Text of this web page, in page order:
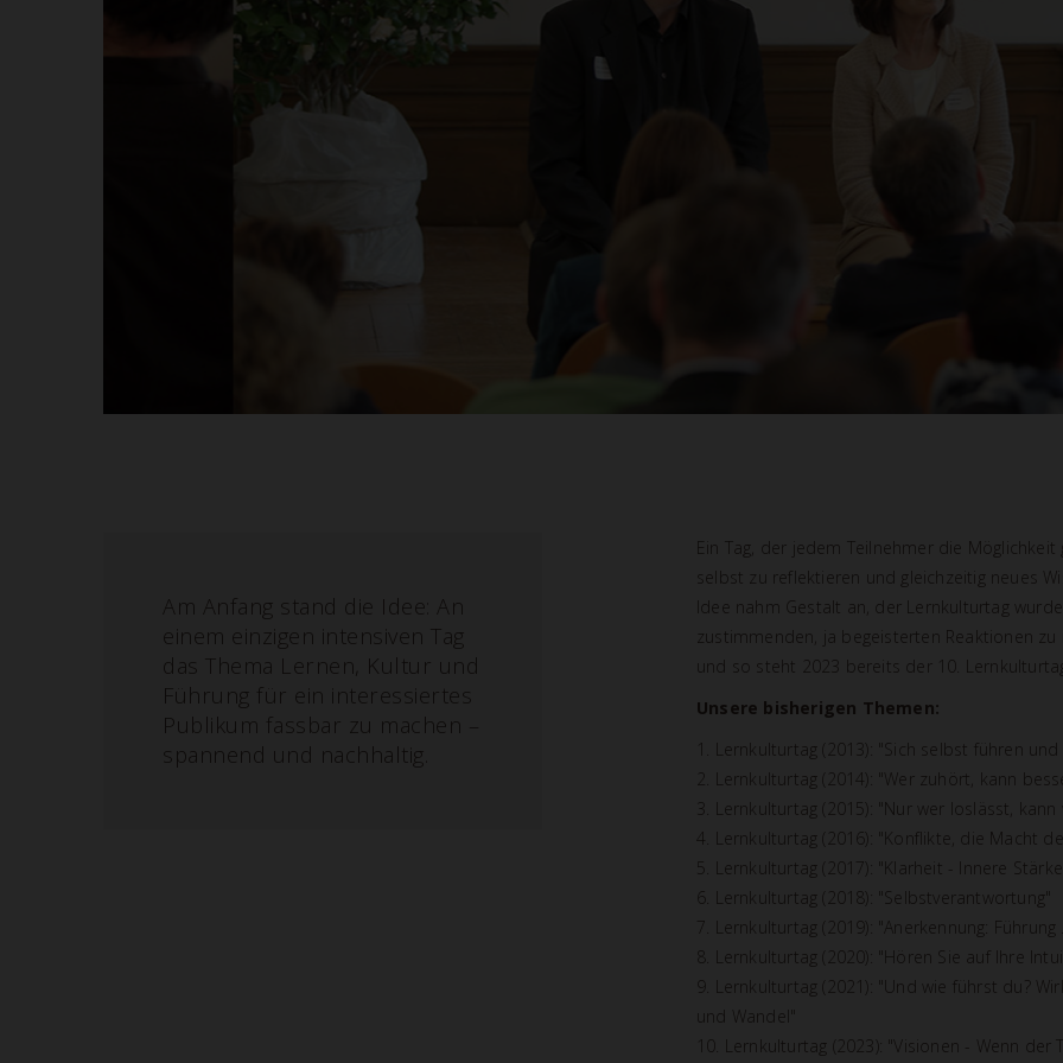
Am Anfang stand die Idee: An
einem einzigen intensiven Tag
das Thema Lernen, Kultur und
Führung für ein interessiertes
Publikum fassbar zu machen –
spannend und nachhaltig.
Ein Tag, der jedem Teilnehmer die
selbst zu reflektieren und gleichzeitig neues
Idee nahm Gestalt an, der Lernkulturtag
zustimmenden, ja begeisterten Reaktionen
und so steht 2023 bereits der 10.
Unsere bisherigen Themen:
1. Lernkulturtag (2013): "Sich selbst führen
2. Lernkulturtag (2014): "Wer zuhört, kann
3. Lernkulturtag (2015): "Nur wer loslässt, kann
4. Lernkulturtag (2016): "Konflikte, die Macht
5. Lernkulturtag (2017): "Klarheit - Innere Stärke
6. Lernkulturtag (2018): "Selbstverantwortung"
7. Lernkulturtag (2019): "Anerkennung:
8. Lernkulturtag (2020): "Hören Sie auf Ihre
9. Lernkulturtag (2021): "Und wie führst du?
und Wandel"
10. Lernkulturtag (2023): "Visionen - Wenn